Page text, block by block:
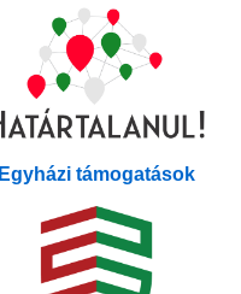
Egyházi támogatások